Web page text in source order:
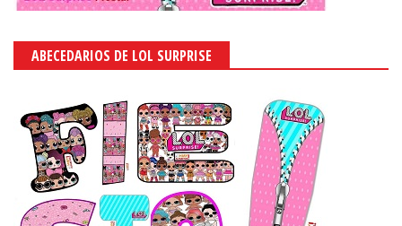
ABECEDARIOS DE LOL SURPRISE